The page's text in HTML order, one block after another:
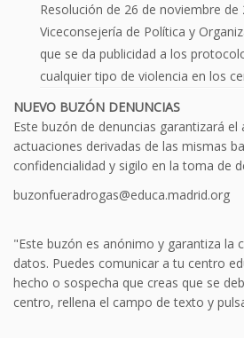
Resolución de 26 de noviembre de
Viceconsejería de Política y
que se da publicidad a los
cualquier tipo de violencia en los
NUEVO BUZÓN DENUNCIAS
Este buzón de denuncias garantizará
actuaciones derivadas de las mismas
confidencialidad y sigilo en la toma de
buzonfueradrogas@educa.madrid.org
"Este buzón es anónimo y garantiza la
datos. Puedes comunicar a tu centro
hecho o sospecha que creas que se
centro, rellena el campo de texto y